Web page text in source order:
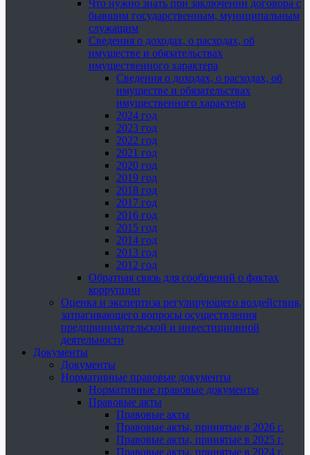
Что нужно знать при заключении договора с
бывшим государственным, муниципальным
служащим
Сведения о доходах, о расходах, об
имуществе и обязательствах
имущественного характера
Сведения о доходах, о расходах, об
имуществе и обязательствах
имущественного характера
2024 год
2023 год
2022 год
2021 год
2020 год
2019 год
2018 год
2017 год
2016 год
2015 год
2014 год
2013 год
2012 год
Обратная связь для сообщений о фактах
коррупции
Оценка и экспертиза регулирующего воздействия,
затрагивающего вопросы осуществления
предпринимательской и инвестиционной
деятельности
Документы
Документы
Нормативные правовые документы
Нормативные правовые документы
Правовые акты
Правовые акты
Правовые акты, принятые в 2026 г.
Правовые акты, принятые в 2025 г.
Правовые акты, принятые в 2024 г.